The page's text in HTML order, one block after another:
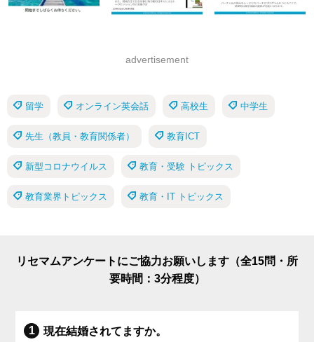
advertisement
留学 オンライン英会話 高校生 中学生
先生（教員・教育関係者） 教育ICT
新型コロナウイルス 教育・受験 トピックス
教育業界トピックス 教育・IT トピックス
リセマムアンケートにご協力お願いします（全15問・所
要時間：3分程度）
現在結婚されてますか。